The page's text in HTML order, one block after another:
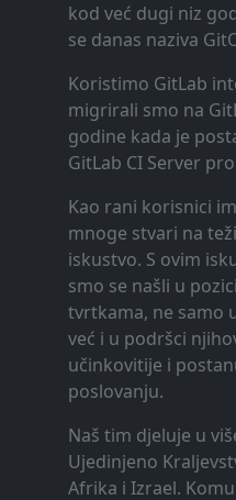
kod već dugi niz
se danas naziva
Koristimo GitLab
migrirali smo na
godine kada je
GitLab CI Server
Kao rani korisnici
mnoge stvari na
iskustvo. S ovim
smo se našli u
tvrtkama, ne samo
već i u podršci
učinkovitije i
poslovanju.
Naš tim djeluje u
Ujedinjeno
Afrika i Izrael.